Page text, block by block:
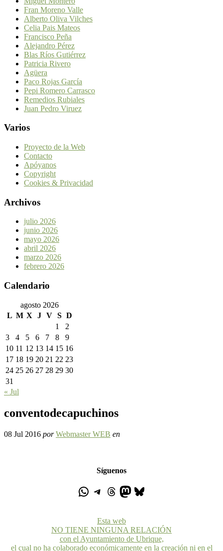
Fran Moreno Valle
Alberto Oliva Vilches
Celia Pais Mateos
Francisco Peña
Alejandro Pérez
Blas Ríos Gutiérrez
Patricia Rivero
Agüera
Paco Rojas García
Pepi Romero Carrasco
Remedios Rubiales
Juan Pedro Viruez
Varios
Proyecto de la Web
Contacto
Apóyanos
Copyright
Cookies & Privacidad
Archivos
julio 2026
junio 2026
mayo 2026
abril 2026
marzo 2026
febrero 2026
Calendario
agosto 2026
L M X J V S D
1
2
3
4 5 6 7 8
9
10 11 12 13 14 15 16
17 18 19 20 21 22 23
24 25 26 27 28 29 30
31
« Jul
conventodecapuchinos
08 Jul 2016 por Webmaster WEB en
Síguenos
Esta web
NO TIENE NINGUNA RELACIÓN
con el Ayuntamiento de Ubrique,
el cual no ha colaborado económicamente en la creación ni en el